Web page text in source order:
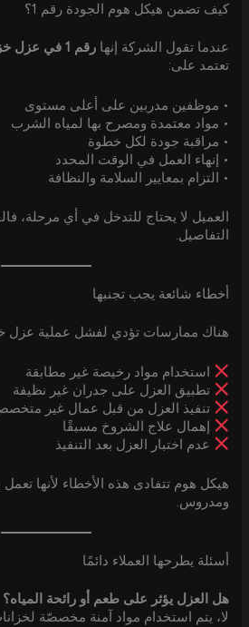
كيف تضمن هيكل هوم الجودة رقم 1؟
عندما تقول الشركة إنهارقم 1 في عزل خزانات بالرياض
تعتمد على:
• موظفين مدربين على أعلى مستوى
• مواد معتمدة ومصرح بها لمياه الشرب
• مراقبة جودة لكل خطوة
• إنهاء العمل في الوقت المحدد
• التزام بمعايير السلامة والنظافة
العميل لا يحتاج للتدخل في أي مرحلة،
التفاصيل.
أخطاء شائعة يجب تجنبها
هناك ممارسات تؤدي لفشل عملية عزل
استخدام مواد رخيصة غير مطابقة
تطبيق العزل على جدران غير نظيفة
تنفيذ العزل من قبل عمال غير
إهمال علاج الشروخ مسبقًا
عدم اختبار العزل بعد التنفيذ
هيكل هوم تتفادى هذه الأخطاء لأنها
ومدروس.
أسئلة يطرحها العملاء دائمًا
هل العزل يؤثر على طعم أو رائحة المياه؟
لا، يتم استخدام مواد آمنة مخصصّة